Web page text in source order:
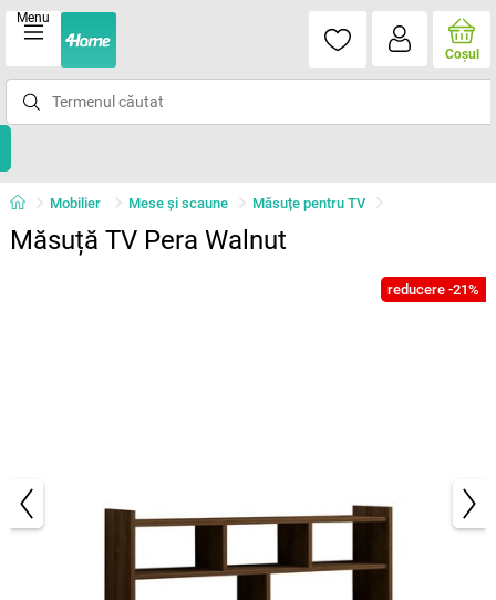
Menu
Coşul
Mobilier Mese şi scaune Măsuțe pentru TV
Măsuță TV Pera Walnut
reducere -21%